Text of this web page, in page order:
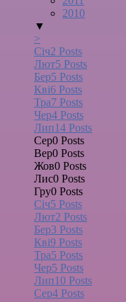
2010
▼
>
Січ2 Posts
Лют5 Posts
Бер5 Posts
Кві6 Posts
Тра7 Posts
Чер4 Posts
Лип14 Posts
Сер0 Posts
Вер0 Posts
Жов0 Posts
Лис0 Posts
Гру0 Posts
Січ5 Posts
Лют2 Posts
Бер3 Posts
Кві9 Posts
Тра5 Posts
Чер5 Posts
Лип10 Posts
Сер4 Posts